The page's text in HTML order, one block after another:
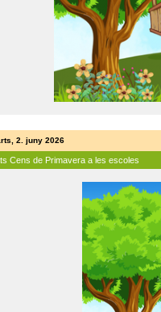
2. juny 2026
Cens de Primavera a les escoles